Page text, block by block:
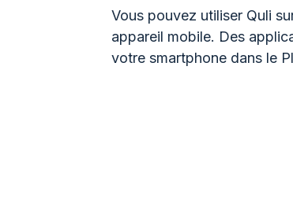
Vous pouvez utiliser Quli
appareil mobile. Des
votre smartphone dans le